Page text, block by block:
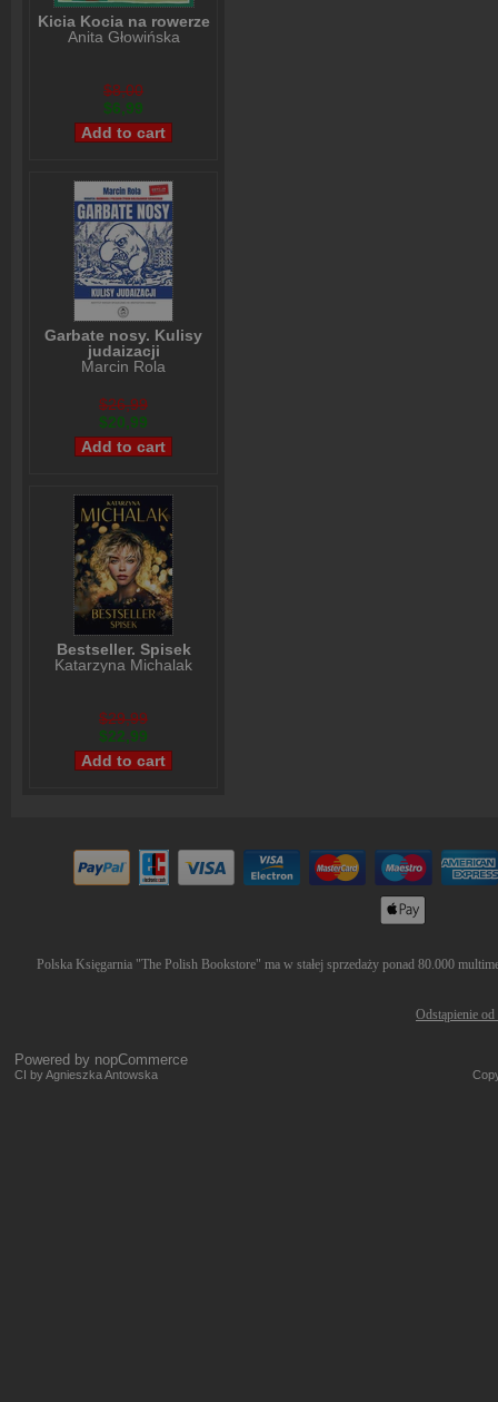
Kicia Kocia na rowerze
Anita Głowińska
$8,00
$6,99
Garbate nosy. Kulisy
judaizacji
Marcin Rola
$26,99
$20,99
Bestseller. Spisek
Katarzyna Michalak
$29,99
$22,99
Polska Księgarnia "The Polish Bookstore" ma w stałej sprzedaży ponad 80.000
Odstąpienie
Powered by nopCommerce
CI by Agnieszka Antowska